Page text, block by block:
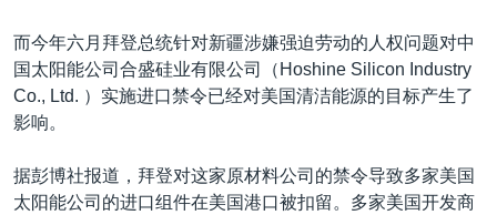
而今年六月拜登总统针对新疆涉嫌强迫劳动的人权问题对中
国太阳能公司合盛硅业有限公司（Hoshine Silicon Industry
Co., Ltd. ）实施进口禁令已经对美国清洁能源的目标产生了
影响。
据彭博社报道，拜登对这家原材料公司的禁令导致多家美国
太阳能公司的进口组件在美国港口被扣留。多家美国开发商